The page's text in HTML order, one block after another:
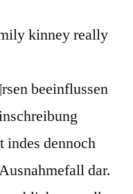
beeinflussen
indes dennoch
dar.